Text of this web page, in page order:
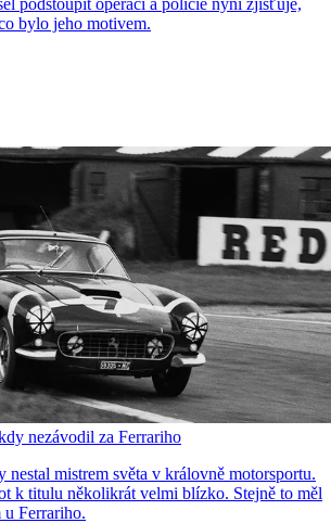
bylo jeho motivem.
nezávodil za Ferrariho
nestal mistrem světa v královně motorsportu.
k titulu několikrát velmi blízko. Stejně to měl
u Ferrariho.